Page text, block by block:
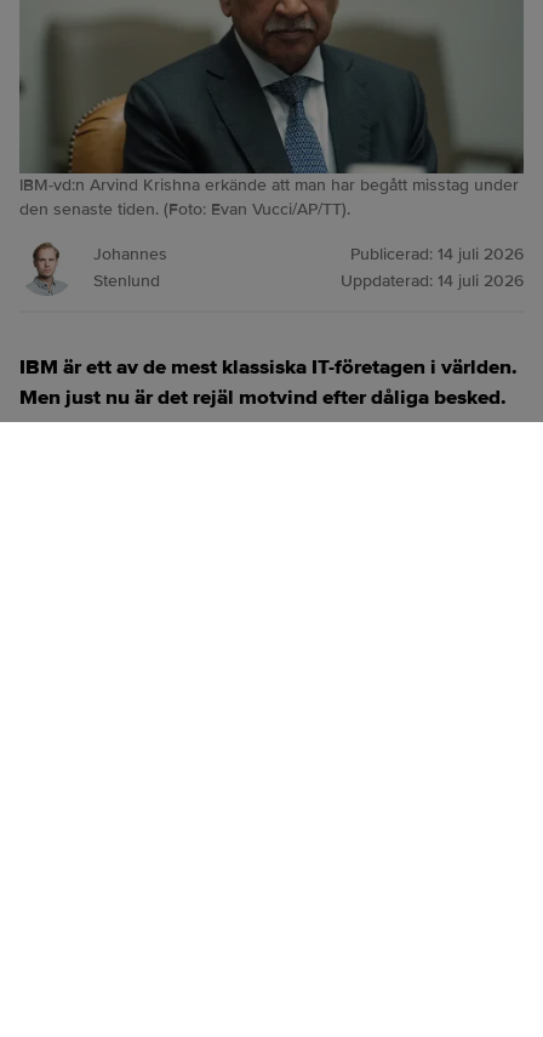
IBM-vd:n Arvind Krishna erkände att man har begått misstag under
den senaste tiden. (Foto: Evan Vucci/AP/TT).
Johannes
Stenlund
Publicerad: 14 juli 2026
Uppdaterad: 14 juli 2026
IBM är ett av de mest klassiska IT-företagen i världen.
Men just nu är det rejäl motvind efter dåliga besked.